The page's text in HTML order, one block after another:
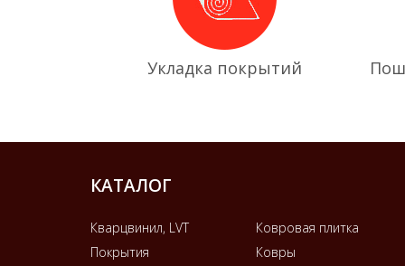
Укладка покрытий
КАТАЛОГ
Кварцвинил, LVT
Ковровая плитка
Покрытия
Ковры